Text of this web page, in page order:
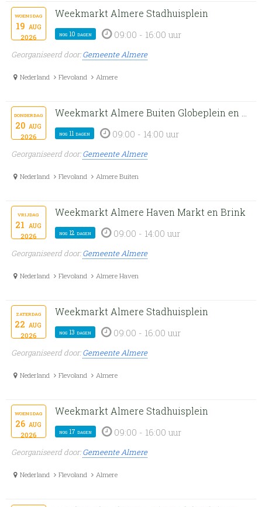
woensdag
19 aug
2026
Weekmarkt Almere Stadhuisplein
nog 10 dagen 09:00 - 16:00 uur
Georganiseerd door:Gemeente Almere
Nederland Flevoland Almere
donderdag
20 aug
2026 nog 11 dagen 09:00 - 14:00 uur
Georganiseerd door:Gemeente Almere
Nederland Flevoland Almere Buiten
vrijdag
21 aug
2026
Weekmarkt Almere Haven Markt en Brink
nog 12 dagen 09:00 - 14:00 uur
Georganiseerd door:Gemeente Almere
Nederland Flevoland Almere Haven
zaterdag
22 aug
2026
Weekmarkt Almere Stadhuisplein
nog 13 dagen 09:00 - 16:00 uur
Georganiseerd door:Gemeente Almere
Nederland Flevoland Almere
woensdag
26 aug
2026
Weekmarkt Almere Stadhuisplein
nog 17 dagen 09:00 - 16:00 uur
Georganiseerd door:Gemeente Almere
Nederland Flevoland Almere